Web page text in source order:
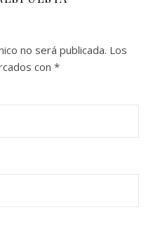
no será publicada. Los
con *